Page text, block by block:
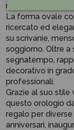
moderni.
La forma ovale
ricercato ed
su scrivanie,
soggiorno. Oltre a
segnatempo,
decorativo in
professionali.
Grazie al suo stile
questo orologio
regalo per
anniversari,